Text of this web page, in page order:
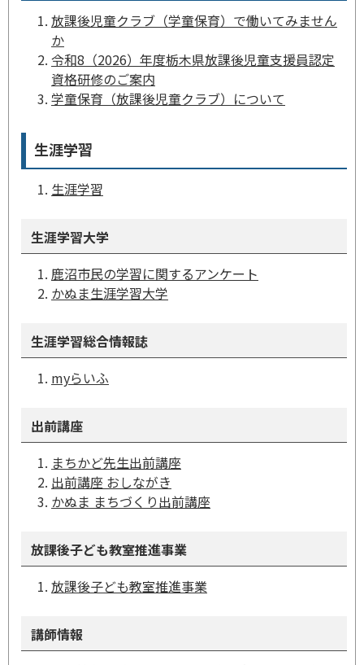
放課後児童クラブ（学童保育）で働いてみません
か
令和8（2026）年度栃木県放課後児童支援員認定
資格研修のご案内
学童保育（放課後児童クラブ）について
生涯学習
生涯学習
生涯学習大学
鹿沼市民の学習に関するアンケート
かぬま生涯学習大学
生涯学習総合情報誌
myらいふ
出前講座
まちかど先生出前講座
出前講座 おしながき
かぬま まちづくり出前講座
放課後子ども教室推進事業
放課後子ども教室推進事業
講師情報